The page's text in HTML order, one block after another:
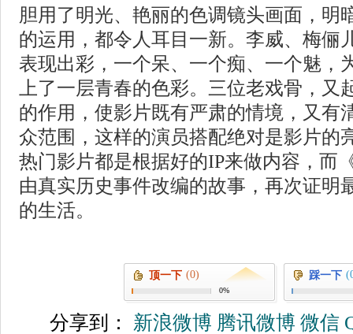
胆用了明光、艳丽的色调镜头画面，明
的运用，都令人耳目一新。李威、梅俪
表现出彩，一个呆、一个痴、一个魅，
上了一层青春的色彩。三位老戏骨，又
的作用，使影片既有严肃的情境，又有
众范围，这样的演员搭配绝对是影片的
热门影片都是根据好的IP来做内容，而
由真实历史事件改编的故事，再次证明
的生活。
顶一下 (0)
0%
踩一下
分享到： 新浪微博 腾讯微博 微信